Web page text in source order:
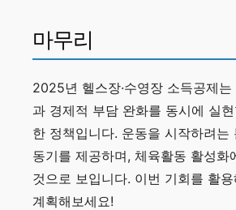
마무리
2025년 헬스장·수영장 소득공제
과 경제적 부담 완화를 동시에 실
한 정책입니다. 운동을 시작하려는
동기를 제공하며, 체육활동 활성화
것으로 보입니다. 이번 기회를 활
계획해보세요!